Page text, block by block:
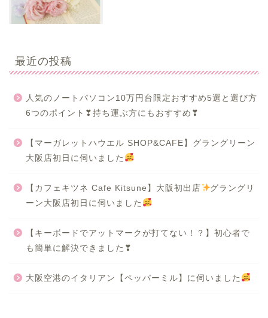
最近の投稿
人気のノートパソコン10万円台限定おすすめ5選と選び方
6つのポイント❣持ち運ぶ方にもおすすめ❣
【マーガレットハウエル SHOP&CAFE】グラングリーン
大阪店初日に伺いました
【カフェキツネ Cafe Kitsune】大阪初出店
グラングリ
ーン大阪店初日に伺いました
【キーボードでアットマークが打てない！？】初心者で
も簡単に解決できました❣
大阪空港のイタリアン【ペッパーミル】に伺いました